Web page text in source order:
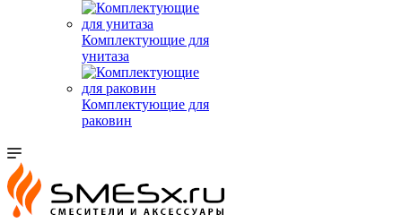
Комплектующие для
унитаза
Комплектующие для
раковин